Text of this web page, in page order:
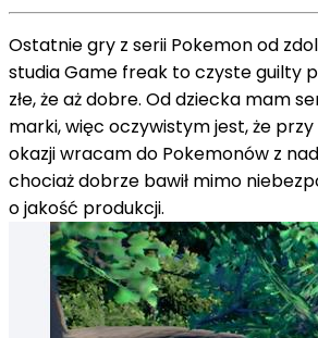
Ostatnie gry z serii Pokemon od
studia Game freak to czyste guilty
złe, że aż dobre. Od dziecka mam
marki, więc oczywistym jest, że
okazji wracam do Pokemonów z
chociaż dobrze bawił mimo
o jakość produkcji.